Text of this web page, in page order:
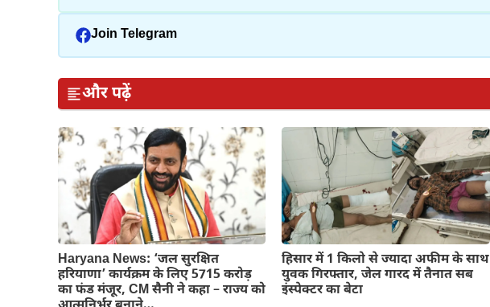
Join Telegram
और पढ़ें
Haryana News: ‘जल सुरक्षित
हरियाणा’ कार्यक्रम के लिए 5715 करोड़
का फंड मंजूर, CM सैनी ने कहा – राज्य को
हिसार में 1 किलो से ज्यादा अफीम के साथ
युवक गिरफ्तार, जेल गारद में तैनात सब
इंस्पेक्टर का बेटा